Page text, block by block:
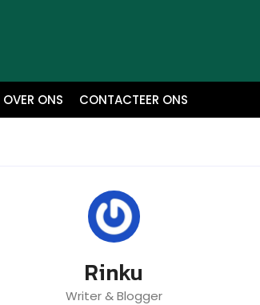
OVER ONS CONTACTEER ONS
Rinku
Writer & Blogger